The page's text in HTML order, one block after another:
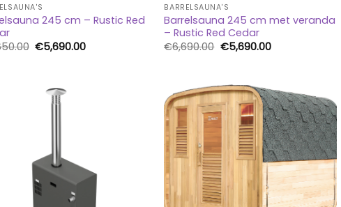
245 cm – Rustic Red
Oorspronkelijke
prijs
€5,690.00Huidige
BARRELSAUNA'S
Barrelsauna 245 cm met veranda
– Rustic Red Cedar
€6,690.00 Oorspronkelijke
prijs
€5,690.00Huidige